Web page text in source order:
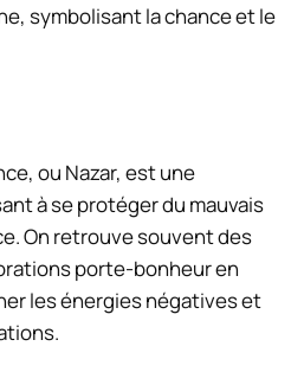
symbolisant la chance et le
ou Nazar, est une
à se protéger du mauvais
On retrouve souvent des
porte-bonheur en
les énergies négatives et